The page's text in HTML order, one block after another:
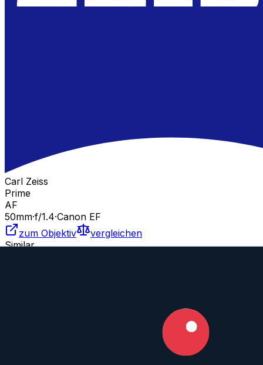
Carl Zeiss
Prime
AF
50mm·f/1.4·Canon EF
zum Objektiv
vergleichen
Similar